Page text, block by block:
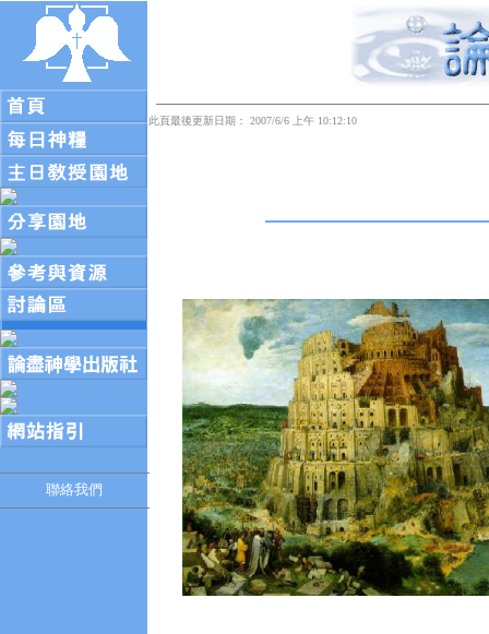
聯絡我們
此頁最後更新日期： 2007/6/6 上午 10:12:10